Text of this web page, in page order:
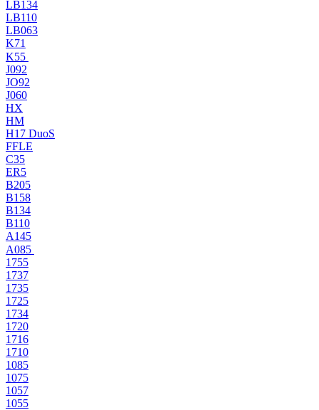
LB134
LB110
LB063
K71
K55
J092
JO92
J060
HX
HM
H17 DuoS
FFLE
C35
ER5
B205
B158
B134
B110
A145
A085
1755
1737
1735
1725
1734
1720
1716
1710
1085
1075
1057
1055